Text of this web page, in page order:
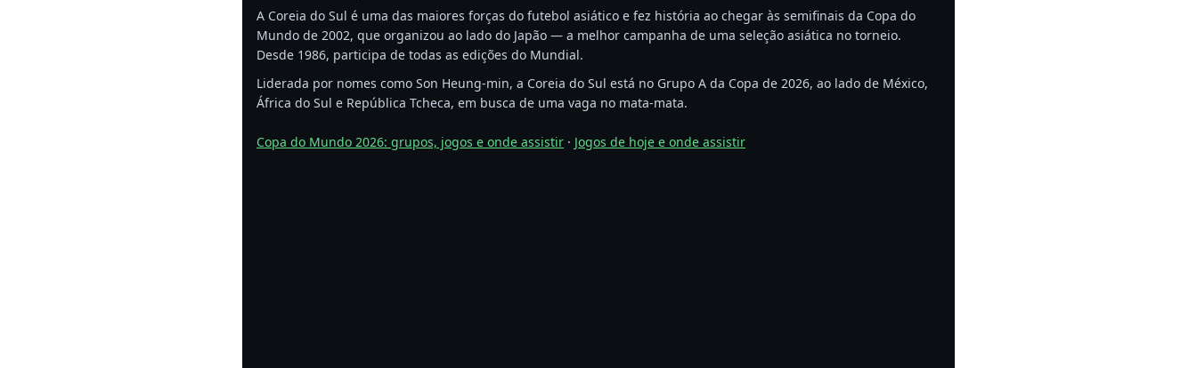
A Coreia do Sul é uma das maiores forças do futebol asiático e fez história ao chegar às semifinais da Copa do
Mundo de 2002, que organizou ao lado do Japão — a melhor campanha de uma seleção asiática no torneio.
Desde 1986, participa de todas as edições do Mundial.
Liderada por nomes como Son Heung-min, a Coreia do Sul está no Grupo A da Copa de 2026, ao lado de México,
África do Sul e República Tcheca, em busca de uma vaga no mata-mata.
Copa do Mundo 2026: grupos, jogos e onde assistir · Jogos de hoje e onde assistir